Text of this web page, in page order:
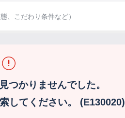
、こだわり条件など）
つかりませんでした。
してください。 (E130020)